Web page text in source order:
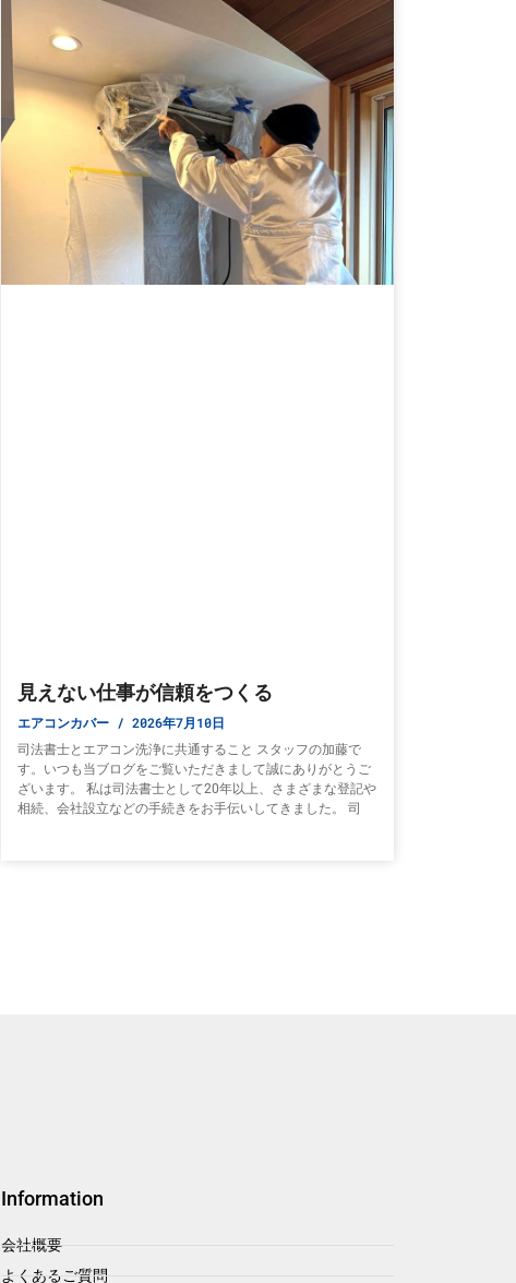
見えない仕事が信頼をつくる
エアコンカバー 2026年7月10日
司法書士とエアコン洗浄に共通すること スタッフの加藤で
す。いつも当ブログをご覧いただきまして誠にありがとうご
ざいます。 私は司法書士として20年以上、さまざまな登記や
相続、会社設立などの手続きをお手伝いしてきました。 司
Information
会社概要
よくあるご質問